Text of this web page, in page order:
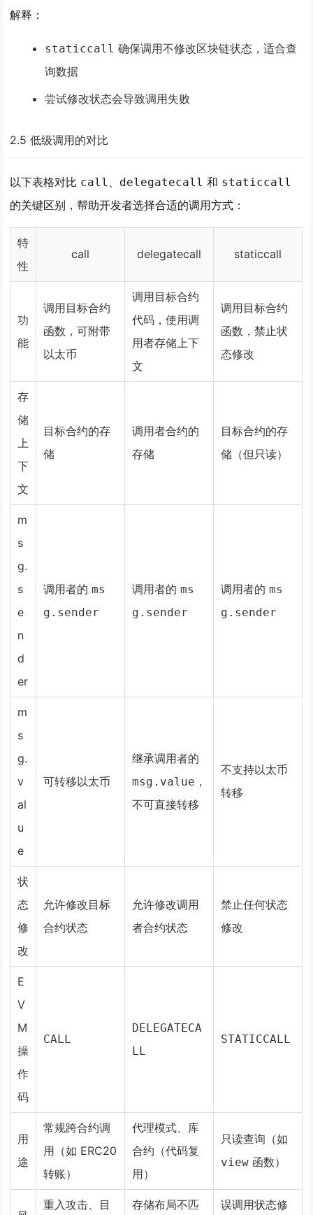
解释 ：
staticcall 确保调用不修改区块链状态，适合查
询数据
尝试修改状态会导致调用失败
2.5 低级调用的对比
以下表格对比 call 、 delegatecall 和 staticcall
的关键区别，帮助开发者选择合适的调用方式：
特
性
call delegatecall staticcall
功
能
调用目标合约
函数，可附带
以太币
调用目标合约
代码，使用调
用者存储上下
文
调用目标合约
函数，禁止状
态修改
存
储
上
下
文
目标合约的存
储
调用者合约的
存储
目标合约的存
储（但只读）
m
s
g.
s
e
n
d
er
调用者的ms
g.sender
调用者的ms
g.sender
调用者的ms
g.sender
m
s
g.
v
al
u
e
可转移以太币
继承调用者的
msg.value ，
不可直接转移
不支持以太币
转移
状
态
修
改
允许修改目标
合约状态
允许修改调用
者合约状态
禁止任何状态
修改
E
V
M
操
作
码
CALL
DELEGATECA
LL
STATICCALL
用
途
常规跨合约调
用（如 ERC20
转账）
代理模式、库
合约（代码复
用）
只读查询（如
view 函数）
重入攻击、目 存储布局不匹 误调用状态修